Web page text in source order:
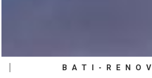
BATI-RENOV